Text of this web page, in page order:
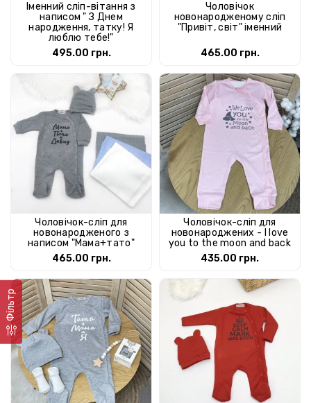
Фільтр
Іменний сліп-вітання з
написом " З Днем
народження, татку! Я
люблю тебе!"
495.00 грн.
Чоловічок
новонародженому сліп
"Привіт, світ" іменний
465.00 грн.
Чоловічок-сліп для
новонародженого з
написом "Мама+тато"
465.00 грн.
Чоловічок-сліп для
новонароджених - I love
you to the moon and back
435.00 грн.